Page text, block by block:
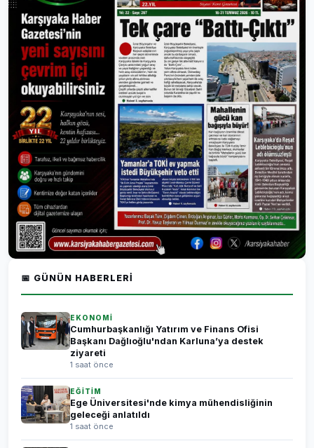
📅 GÜNÜN HABERLERI
EKONOMİ
Cumhurbaşkanlığı Yatırım ve Finans Ofisi
Başkanı Dağlıoğlu'ndan Karluna’ya destek
ziyareti
1 saat önce
EĞİTİM
Ege Üniversitesi'nde kimya mühendisliğinin
geleceği anlatıldı
1 saat önce